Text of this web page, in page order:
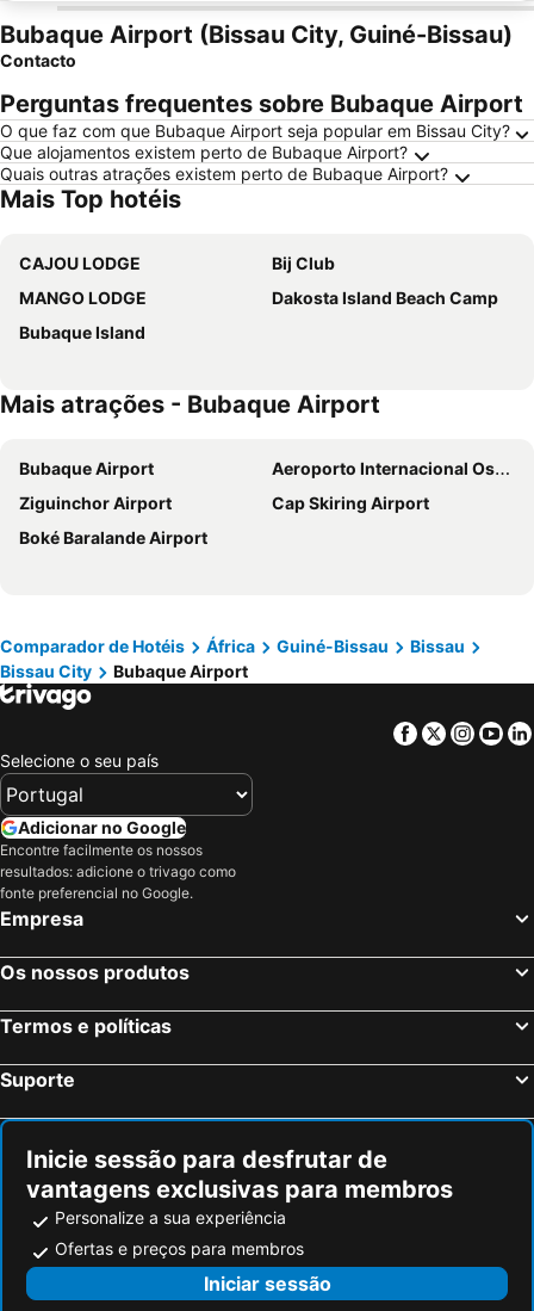
Bubaque Airport (Bissau City, Guiné-Bissau)
Contacto
Perguntas frequentes sobre Bubaque Airport
O que faz com que Bubaque Airport seja popular em Bissau City?
Que alojamentos existem perto de Bubaque Airport?
Quais outras atrações existem perto de Bubaque Airport?
Mais Top hotéis
CAJOU LODGE
Bij Club
MANGO LODGE
Dakosta Island Beach Camp
Bubaque Island
Mais atrações - Bubaque Airport
Bubaque Airport
Aeroporto Internacional Osvaldo Vieira
Ziguinchor Airport
Cap Skiring Airport
Boké Baralande Airport
Comparador de Hotéis África Guiné-Bissau
Bissau
Bissau City
Bubaque Airport
Facebook
Twitter
Selecione o seu país
Adicionar no Google
Encontre facilmente os nossos
resultados: adicione o trivago como
fonte preferencial no Google.
Empresa
Os nossos produtos
Termos e políticas
Suporte
Inicie sessão para desfrutar de
vantagens exclusivas para membros
Personalize a sua experiência
Ofertas e preços para membros
Iniciar sessão